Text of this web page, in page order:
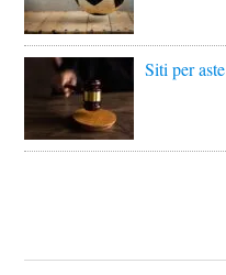
Siti per aste